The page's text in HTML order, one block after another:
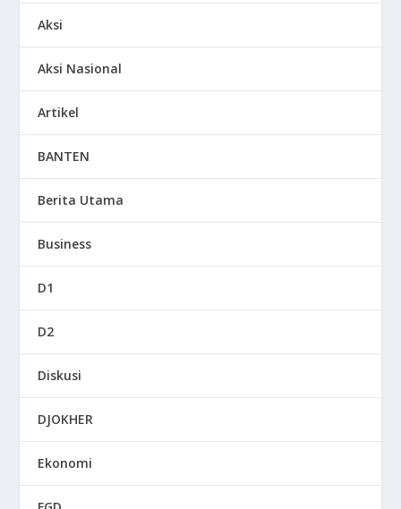
Aksi
Aksi Nasional
Artikel
BANTEN
Berita Utama
Business
D1
D2
Diskusi
DJOKHER
Ekonomi